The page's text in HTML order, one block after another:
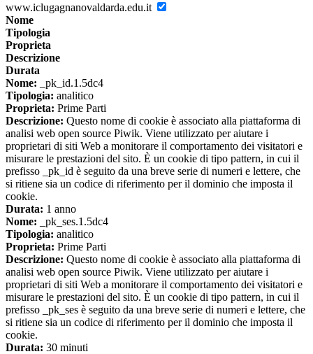
www.iclugagnanovaldarda.edu.it
Nome
Tipologia
Proprieta
Descrizione
Durata
Nome: _pk_id.1.5dc4
Tipologia: analitico
Proprieta: Prime Parti
Descrizione: Questo nome di cookie è associato alla piattaforma di
analisi web open source Piwik. Viene utilizzato per aiutare i
proprietari di siti Web a monitorare il comportamento dei visitatori e
misurare le prestazioni del sito. È un cookie di tipo pattern, in cui il
prefisso _pk_id è seguito da una breve serie di numeri e lettere, che
si ritiene sia un codice di riferimento per il dominio che imposta il
cookie.
Durata: 1 anno
Nome: _pk_ses.1.5dc4
Tipologia: analitico
Proprieta: Prime Parti
Descrizione: Questo nome di cookie è associato alla piattaforma di
analisi web open source Piwik. Viene utilizzato per aiutare i
proprietari di siti Web a monitorare il comportamento dei visitatori e
misurare le prestazioni del sito. È un cookie di tipo pattern, in cui il
prefisso _pk_ses è seguito da una breve serie di numeri e lettere, che
si ritiene sia un codice di riferimento per il dominio che imposta il
cookie.
Durata: 30 minuti